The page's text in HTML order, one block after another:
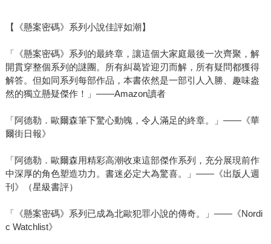
【《懸案密碼》系列小說佳評如潮】
「《懸案密碼》系列的最終章，讓這個大家庭最後一次齊聚，解
開貫穿整個系列的謎團。所有糾葛皆迎刃而解，所有疑問都獲得
解答。但如同系列每部作品，本書依然是一部引人入勝、趣味盎
然的獨立懸疑傑作！」——Amazon讀者
「阿德勒．歐爾森筆下驚心動魄，令人滿足的終章。」——《華
爾街日報》
「阿德勒．歐爾森用精彩高潮收束這部傑作系列，充分展現前作
中深厚的角色塑造功力。書迷必定大為驚喜。」——《出版人週
刊》（星級書評）
「《懸案密碼》系列已成為北歐犯罪小說的傳奇。」——《Nordi
c Watchlist》